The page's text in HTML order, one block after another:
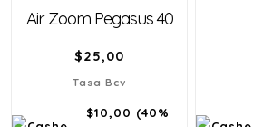
Air Zoom Pegasus 40
$25,00
Tasa Bcv
$10,00 (40%